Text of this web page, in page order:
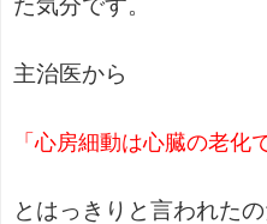
た気分です。
主治医から
「心房細動は心臓の老化
とはっきりと言われた